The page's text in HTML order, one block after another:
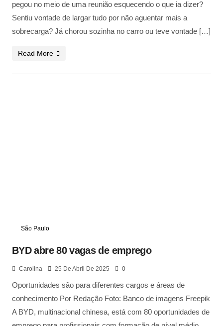
pegou no meio de uma reunião esquecendo o que ia dizer?
Sentiu vontade de largar tudo por não aguentar mais a
sobrecarga? Já chorou sozinha no carro ou teve vontade […]
Read More
São Paulo
BYD abre 80 vagas de emprego
Carolina 25 De Abril De 2025 0
Oportunidades são para diferentes cargos e áreas de
conhecimento Por Redação Foto: Banco de imagens Freepik
A BYD, multinacional chinesa, está com 80 oportunidades de